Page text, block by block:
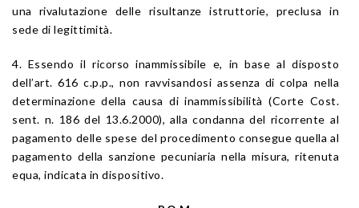
una rivalutazione delle risultanze istruttorie, preclusa in
sede di legittimità.
4. Essendo il ricorso inammissibile e, in base al disposto
dell’art. 616 c.p.p., non ravvisandosi assenza di colpa nella
determinazione della causa di inammissibilità (Corte Cost.
sent. n. 186 del 13.6.2000), alla condanna del ricorrente al
pagamento delle spese del procedimento consegue quella al
pagamento della sanzione pecuniaria nella misura, ritenuta
equa, indicata in dispositivo.